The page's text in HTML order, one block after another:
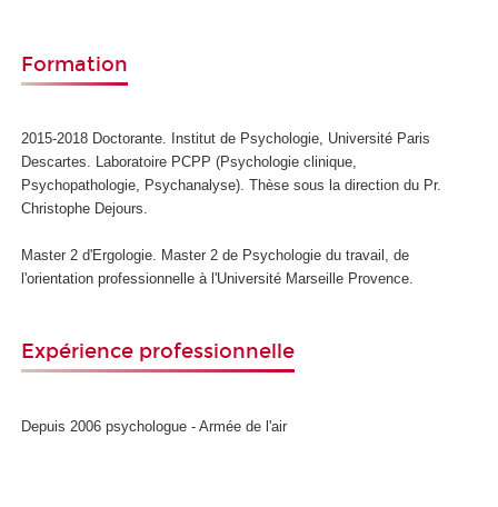
Formation
2015-2018 Doctorante. Institut de Psychologie, Université Paris
Descartes. Laboratoire PCPP (Psychologie clinique,
Psychopathologie, Psychanalyse). Thèse sous la direction du Pr.
Christophe Dejours.
Master 2 d'Ergologie. Master 2 de Psychologie du travail, de
l'orientation professionnelle à l'Université Marseille Provence.
Expérience professionnelle
Depuis 2006 psychologue - Armée de l'air